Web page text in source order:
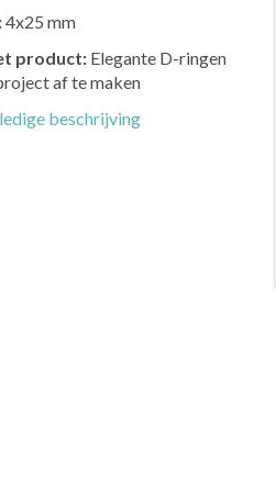
4x25 mm
product: Elegante D-ringen
af te maken
beschrijving